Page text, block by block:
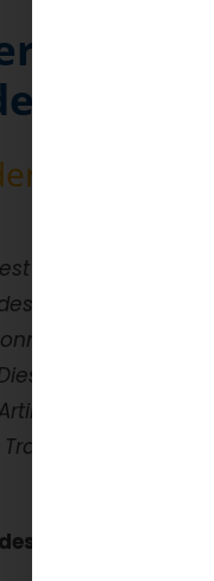
Kirche
der Heiligen
Ereignis in der
Fest ist voller
werfen wir
Glaubens und